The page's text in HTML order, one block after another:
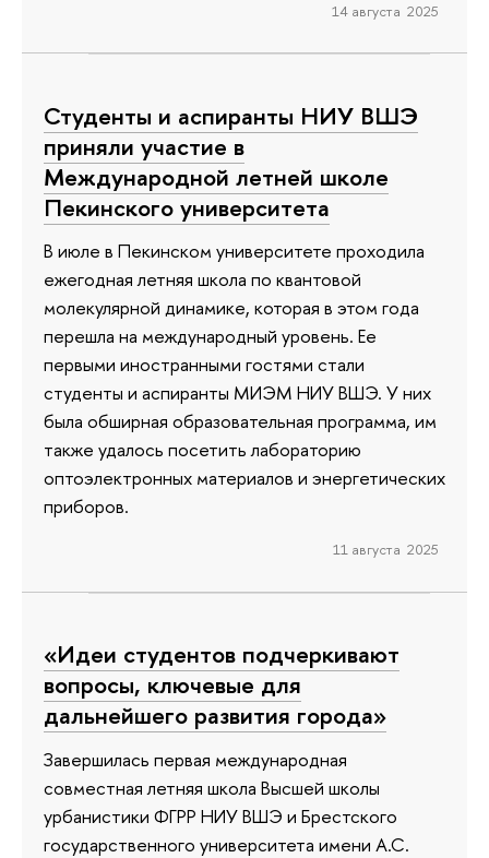
14 августа 2025
Студенты и аспиранты НИУ ВШЭ
приняли участие в
Международной летней школе
Пекинского университета
В июле в Пекинском университете проходила
ежегодная летняя школа по квантовой
молекулярной динамике, которая в этом года
перешла на международный уровень. Ее
первыми иностранными гостями стали
студенты и аспиранты МИЭМ НИУ ВШЭ. У них
была обширная образовательная программа, им
также удалось посетить лабораторию
оптоэлектронных материалов и энергетических
приборов.
11 августа 2025
«Идеи студентов подчеркивают
вопросы, ключевые для
дальнейшего развития города»
Завершилась первая международная
совместная летняя школа Высшей школы
урбанистики ФГРР НИУ ВШЭ и Брестского
государственного университета имени А.С.